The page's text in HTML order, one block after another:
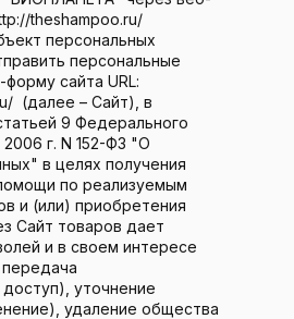
theshampoo.ru/
персональных
персональные
сайта URL:
(далее – Сайт), в
9 Федерального
г. N 152-ФЗ "О
в целях получения
по реализуемым
и (или) приобретения
Сайт товаров дает
и в своем интересе
уточнение
удаление общества